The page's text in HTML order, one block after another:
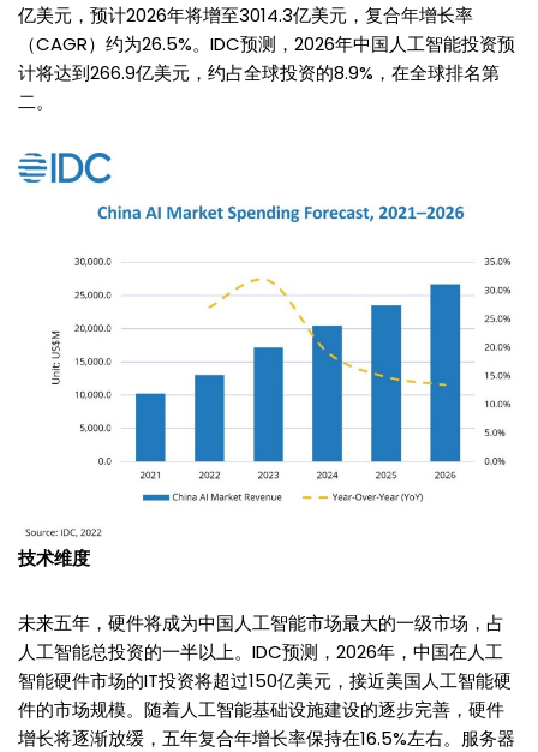
亿美元，预计2026年将增至3014.3亿美元，复合年增长率
（CAGR）约为26.5%。IDC预测，2026年中国人工智能投资预
计将达到266.9亿美元，约占全球投资的8.9%，在全球排名第
二。
技术维度
未来五年，硬件将成为中国人工智能市场最大的一级市场，占
人工智能总投资的一半以上。IDC预测，2026年，中国在人工
智能硬件市场的IT投资将超过150亿美元，接近美国人工智能硬
件的市场规模。随着人工智能基础设施建设的逐步完善，硬件
增长将逐渐放缓，五年复合年增长率保持在16.5%左右。服务器